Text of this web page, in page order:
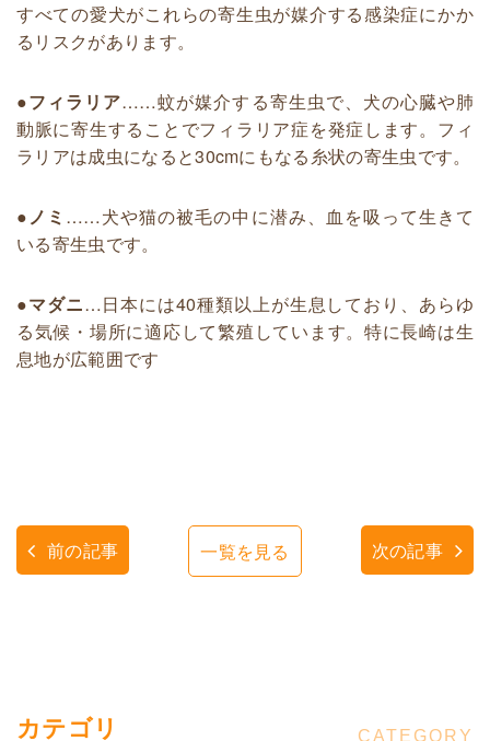
すべての愛犬がこれらの寄生虫が媒介する感染症にかか
るリスクがあります。
●フィラリア……蚊が媒介する寄生虫で、犬の心臓や肺
動脈に寄生することでフィラリア症を発症します。フィ
ラリアは成虫になると30cmにもなる糸状の寄生虫です。
●ノミ ……犬や猫の被毛の中に潜み、血を吸って生きて
いる寄生虫です。
●マダニ…日本には40種類以上が生息しており、あらゆ
る気候・場所に適応して繁殖しています。特に長崎は生
息地が広範囲です
前の記事 一覧を見る 次の記事
カテゴリ